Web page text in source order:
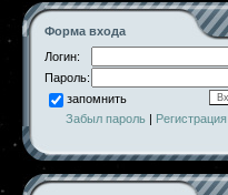
Форма входа
Логин:
Пароль:
запомнить
Забыл пароль | Регистрация